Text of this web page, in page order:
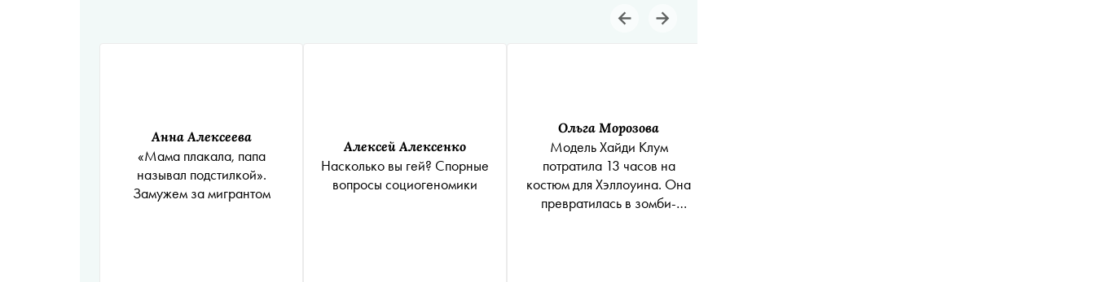
Анна Алексеева
«Мама плакала, папа
называл подстилкой».
Замужем за мигрантом
Алексей Алексенко
Насколько вы гей? Cпорные
вопросы социогеномики
Ольга Морозова
Модель Хайди Клум
потратила 13 часов на
костюм для Хэллоуина. Она
превратилась в зомби-